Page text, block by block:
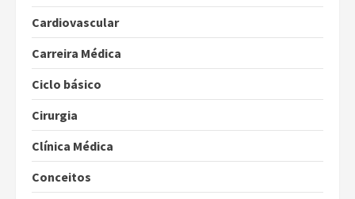
Cardiovascular
Carreira Médica
Ciclo básico
Cirurgia
Clínica Médica
Conceitos